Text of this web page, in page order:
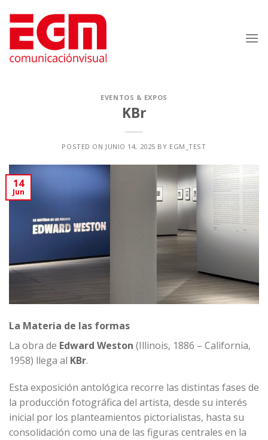
contenido
EVENTOS & EXPOS
KBr
POSTED ON JUNIO 14, 2025 BY EGM_TEST
14
Jun
La Materia de las formas
La obra de Edward Weston (Illinois, 1886 – California,
1958) llega al KBr.
Esta exposición antológica recorre las distintas fases de
la producción fotográfica del artista, desde su interés
inicial por los planteamientos pictorialistas, hasta su
consolidación como una de las figuras centrales en la